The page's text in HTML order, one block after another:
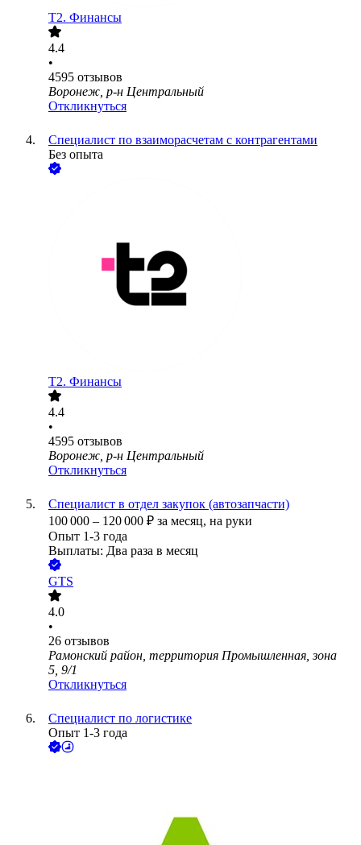
T2. Финансы
4.4
•
4595 отзывов
Воронеж, р-н Центральный
Откликнуться
Специалист по взаиморасчетам с контрагентами
Без опыта
T2. Финансы
4.4
•
4595 отзывов
Воронеж, р-н Центральный
Откликнуться
Специалист в отдел закупок (автозапчасти)
100 000 – 120 000 ₽ за месяц, на руки
Опыт 1-3 года
Выплаты: Два раза в месяц
GTS
4.0
•
26 отзывов
Рамонский район, территория Промышленная, зона
5, 9/1
Откликнуться
Специалист по логистике
Опыт 1-3 года